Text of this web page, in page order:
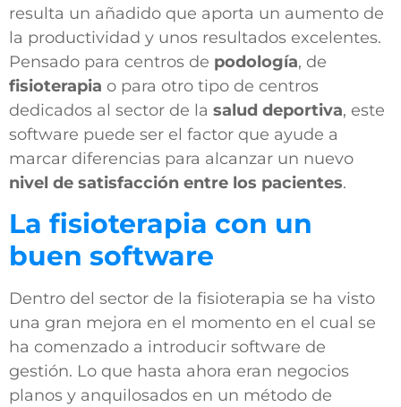
resulta un añadido que aporta un aumento de
la productividad y unos resultados excelentes.
Pensado para centros de podología, de
fisioterapia o para otro tipo de centros
dedicados al sector de la salud deportiva, este
software puede ser el factor que ayude a
marcar diferencias para alcanzar un nuevo
nivel de satisfacción entre los pacientes.
La fisioterapia con un
buen software
Dentro del sector de la fisioterapia se ha visto
una gran mejora en el momento en el cual se
ha comenzado a introducir software de
gestión. Lo que hasta ahora eran negocios
planos y anquilosados en un método de